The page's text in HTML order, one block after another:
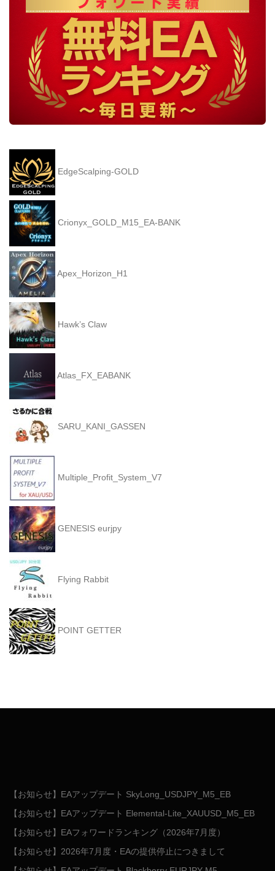
EdgeScalping-GOLD
Crionyx_GOLD_M15_EA-BANK
Apex_Horizon_H1
Hawk’s Claw
Atlas_FX_EABANK
SARU_KANI_GASSEN
Multiple_Profit_System_V7
GENESIS eurjpy
Flying Rabbit
POINT GETTER
【お知らせ】EAアップデート SkyLong_USDJPY_M5_EB
【お知らせ】EAアップデート Elemental-Lite_XAUUSD_M5_EB
【お知らせ】EAフォワードランキング（2026年7月度）
【お知らせ】2026年7月度・EAの提供停止につきまして